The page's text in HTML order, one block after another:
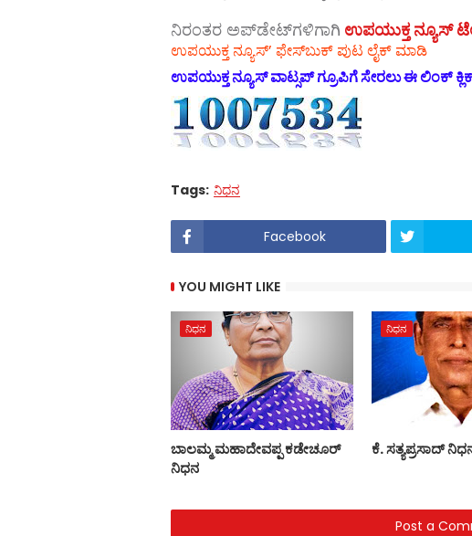
ನಿರಂತರ ಅಪ್‌ಡೇಟ್‌ಗಳಿಗಾಗಿ ಉಪಯುಕ್ತ ನ್ಯೂಸ್‌
ಉಪಯುಕ್ತ ನ್ಯೂಸ್‌’ ಫೇಸ್‌ಬುಕ್ ಪುಟ ಲೈಕ್ ಮಾಡಿ
ಉಪಯುಕ್ತ ನ್ಯೂಸ್‌ ವಾಟ್ಸಪ್‌ ಗ್ರೂಪಿಗೆ ಸೇರಲು ಈ ಲಿಂಕ್
Tags: ನಿಧನ
Facebook
YOU MIGHT LIKE
ನಿಧನ
ಬಾಲಮ್ಮ ಮಹಾದೇವಪ್ಪ ಕಡೇಚೂರ್
ನಿಧನ
ನಿಧನ
ಕೆ. ಸತ್ಯಪ್ರಸಾದ್
Post a